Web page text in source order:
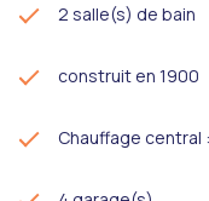
2 salle(s) de bain
construit en 1900
Chauffage central